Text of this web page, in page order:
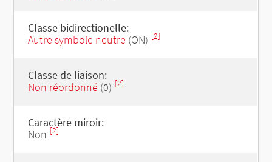
Classe bidirectionelle:
Autre symbole neutre (ON) [2]
Classe de liaison:
Non réordonné (0) [2]
Caractère miroir:
Non [2]